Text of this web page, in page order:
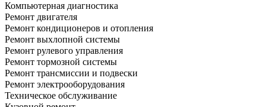
Компьютерная диагностика
Ремонт двигателя
Ремонт кондиционеров и отопления
Ремонт выхлопной системы
Ремонт рулевого управления
Ремонт тормозной системы
Ремонт трансмиссии и подвески
Ремонт электрооборудования
Техническое обслуживание